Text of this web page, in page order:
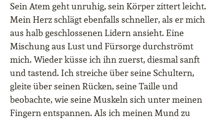
Sein Atem geht unruhig, sein Körper zittert leicht.
Mein Herz schlägt ebenfalls schneller, als er mich
aus halb geschlossenen Lidern ansieht. Eine
Mischung aus Lust und Fürsorge durchströmt
mich. Wieder küsse ich ihn zuerst, diesmal sanft
und tastend. Ich streiche über seine Schultern,
gleite über seinen Rücken, seine Taille und
beobachte, wie seine Muskeln sich unter meinen
Fingern entspannen. Als ich meinen Mund zu